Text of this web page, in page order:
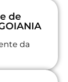
de
da